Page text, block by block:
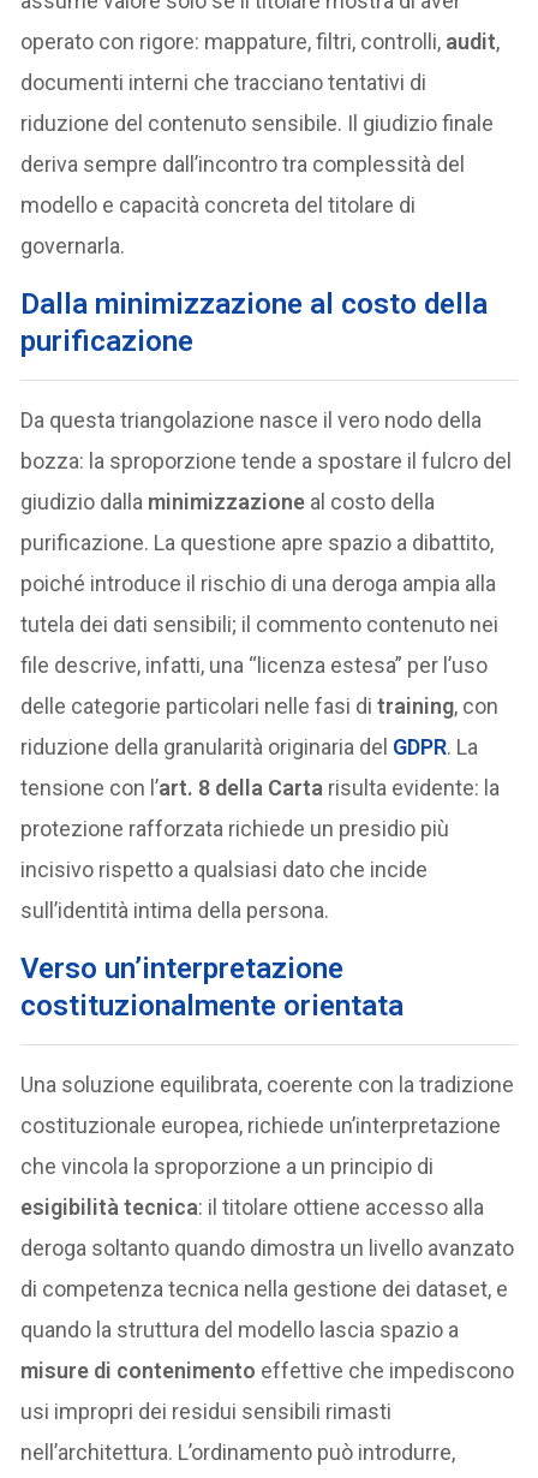
operato con rigore: mappature, filtri, controlli, audit,
documenti interni che tracciano tentativi di
riduzione del contenuto sensibile. Il giudizio finale
deriva sempre dall’incontro tra complessità del
modello e capacità concreta del titolare di
governarla.
Dalla minimizzazione al costo della
purificazione
Da questa triangolazione nasce il vero nodo della
bozza: la sproporzione tende a spostare il fulcro del
giudizio dalla minimizzazione al costo della
purificazione. La questione apre spazio a dibattito,
poiché introduce il rischio di una deroga ampia alla
tutela dei dati sensibili; il commento contenuto nei
file descrive, infatti, una “licenza estesa” per l’uso
delle categorie particolari nelle fasi ditraining, con
riduzione della granularità originaria del GDPR. La
tensione con l’art. 8 della Carta risulta evidente: la
protezione rafforzata richiede un presidio più
incisivo rispetto a qualsiasi dato che incide
sull’identità intima della persona.
Verso un’interpretazione
costituzionalmente orientata
Una soluzione equilibrata, coerente con la tradizione
costituzionale europea, richiede un’interpretazione
che vincola la sproporzione a un principio di
esigibilità tecnica: il titolare ottiene accesso alla
deroga soltanto quando dimostra un livello avanzato
di competenza tecnica nella gestione dei dataset, e
quando la struttura del modello lascia spazio a
misure di contenimento effettive che impediscono
usi impropri dei residui sensibili rimasti
nell’architettura. L’ordinamento può introdurre,